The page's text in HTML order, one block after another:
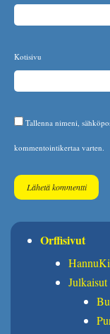
Kotisivu
Tallenna nimeni,
kommentointikertaa varten.
Orffisivut
Julkaisut